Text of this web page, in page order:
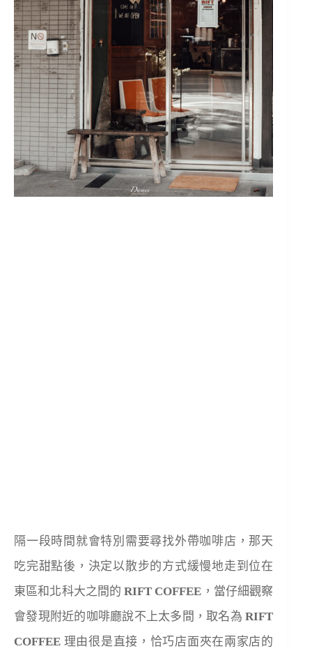
隔一段時間就會特別需要尋找外帶咖啡店，那天
吃完甜點後，決定以散步的方式緩慢地走到位在
東區和北科大之間的RIFT COFFEE ，當仔細觀察
會發現附近的咖啡廳說不上太多間，取名為RIFT
COFFEE 理由很是直接，恰巧店面夾在兩家店的